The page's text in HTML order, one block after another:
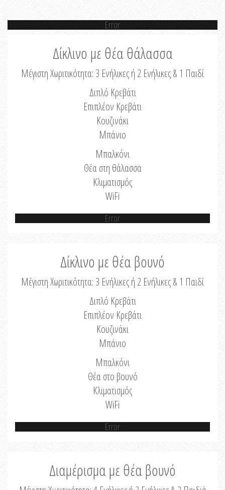
Error
Δίκλινο με θέα θάλασσα
Μέγιστη Χωριτικότητα: 3 Ενήλικες ή 2 Ενήλικες & 1 Παιδί
Διπλό Κρεβάτι
Επιπλέον Κρεβάτι
Κουζινάκι
Μπάνιο
Μπαλκόνι
Θέα στη θάλασσα
Κλιματισμός
WiFi
Error
Δίκλινο με θέα βουνό
Μέγιστη Χωριτικότητα: 3 Ενήλικες ή 2 Ενήλικες & 1 Παιδί
Διπλό Κρεβάτι
Επιπλέον Κρεβάτι
Κουζινάκι
Μπάνιο
Μπαλκόνι
Θέα στο βουνό
Κλιματισμός
WiFi
Error
Διαμέρισμα με θέα βουνό